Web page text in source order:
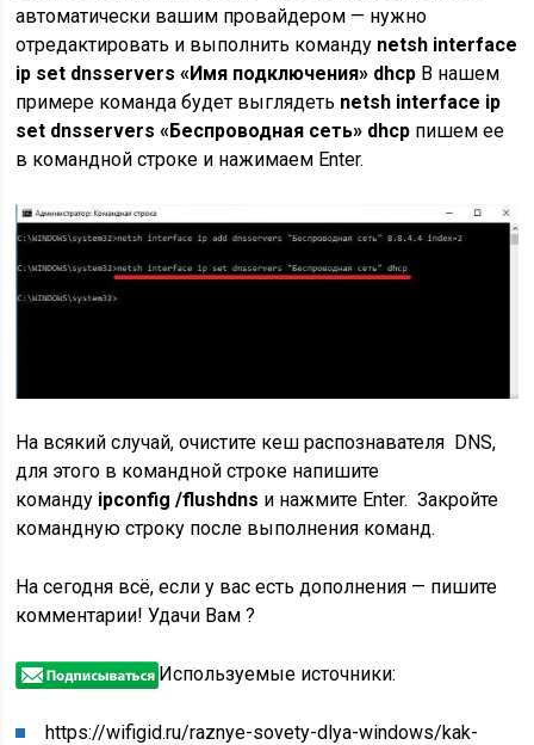
автоматически вашим провайдером — нужно
отредактировать и выполнить команду netsh interface
ip set dnsservers «Имя подключения» dhcp В нашем
примере команда будет выглядеть netsh interface ip
set dnsservers «Беспроводная сеть» dhcp пишем ее
в командной строке и нажимаем Enter.
На всякий случай, очистите кеш распознавателя DNS,
для этого в командной строке напишите
команду ipconfig /flushdns и нажмите Enter. Закройте
командную строку после выполнения команд.
На сегодня всё, если у вас есть дополнения — пишите
комментарии! Удачи Вам ?
Используемые источники:
https://wifigid.ru/raznye-sovety-dlya-windows/kak-